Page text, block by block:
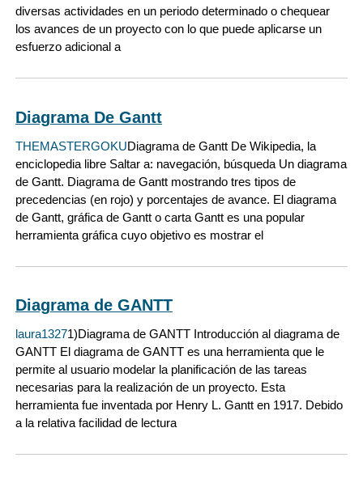
diversas actividades en un periodo determinado o chequear
los avances de un proyecto con lo que puede aplicarse un
esfuerzo adicional a
Diagrama De Gantt
THEMASTERGOKUDiagrama de Gantt De Wikipedia, la
enciclopedia libre Saltar a: navegación, búsqueda Un diagrama
de Gantt. Diagrama de Gantt mostrando tres tipos de
precedencias (en rojo) y porcentajes de avance. El diagrama
de Gantt, gráfica de Gantt o carta Gantt es una popular
herramienta gráfica cuyo objetivo es mostrar el
Diagrama de GANTT
laura13271)Diagrama de GANTT Introducción al diagrama de
GANTT El diagrama de GANTT es una herramienta que le
permite al usuario modelar la planificación de las tareas
necesarias para la realización de un proyecto. Esta
herramienta fue inventada por Henry L. Gantt en 1917. Debido
a la relativa facilidad de lectura